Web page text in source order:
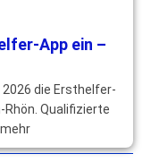
App ein –
die Ersthelfer-
Rhön. Qualifizierte